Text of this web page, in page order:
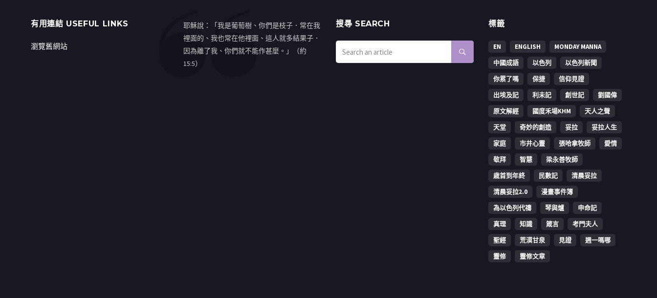
有用連結 USEFUL LINKS
瀏覽舊網站
耶穌說：「我是葡萄樹、你們是枝子．常在我
裡面的、我也常在他裡面、這人就多結果子．
因為離了我、你們就不能作甚麼。」（約
15:5）
搜㝷 SEARCH 標籤
EN ENGLISH
MONDAY MANNA
中國成語
以色列
以色列新聞
你累了嗎
保捷
信仰見證
出埃及記
利未記 創世記
劉國偉
原文解經
國度禾場KHM
天人之聲
天堂
奇妙的創造 妥拉
妥拉人生
家庭
市井心靈 張哈拿牧師
愛情
敬拜
智慧
梁永善牧師
歳首到年終
民數記
清晨妥拉
清晨妥拉2.0
漫畫事件簿
為以色列代禱
琴與爐
申命記
真理
知識 箴言
考門夫人
聖經
荒漠甘泉 見證
週一嗎哪
靈修
靈修文章